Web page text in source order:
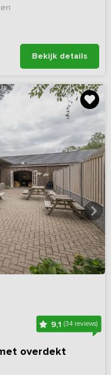
Bekijk details
9,1(34 reviews)
overdekt